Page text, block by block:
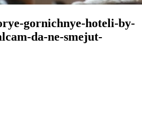
gornichnye-hoteli-by-
da-ne-smejut-